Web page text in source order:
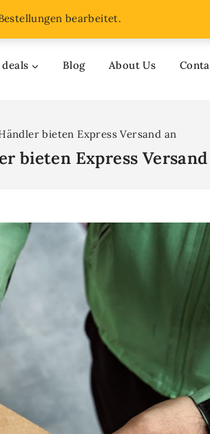
bearbeitet.About Us
Blog About Us
bieten Express Versand an
bieten Express